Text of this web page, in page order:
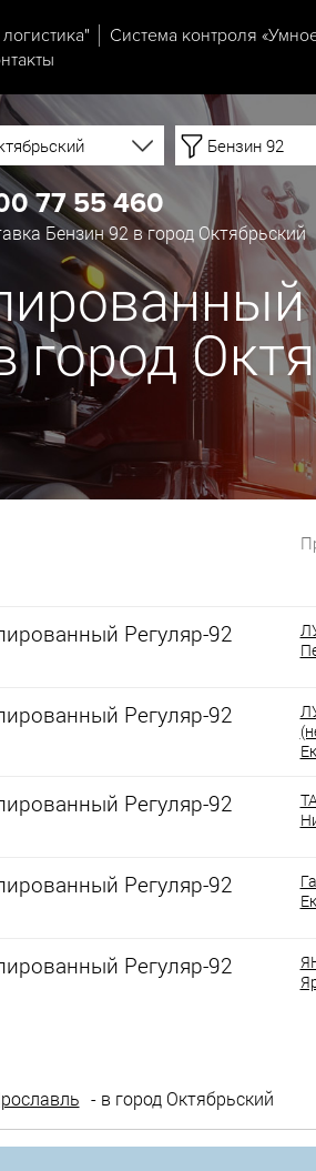
Система контроля
Бензин 92
77 55 460
Бензин 92 в город Октябрьский
город
Регуляр-92
Регуляр-92
Регуляр-92
Регуляр-92
Регуляр-92
- в город Октябрьский